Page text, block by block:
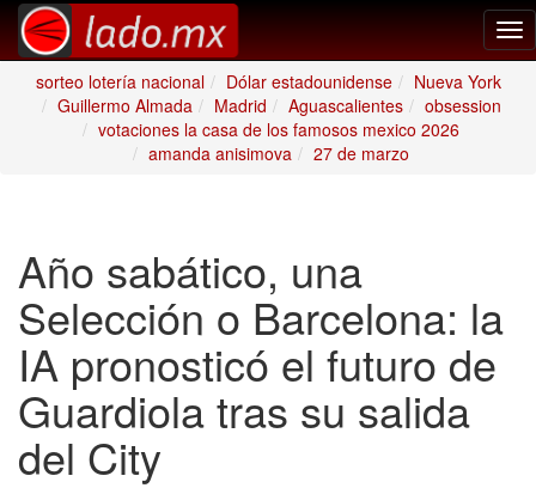
sorteo lotería nacional
Dólar estadounidense
Nueva York
Guillermo Almada
Madrid Aguascalientes
obsession
votaciones la casa de los famosos mexico 2026
amanda anisimova
27 de marzo
Año sabático, una
Selección o Barcelona: la
IA pronosticó el futuro de
Guardiola tras su salida
del City